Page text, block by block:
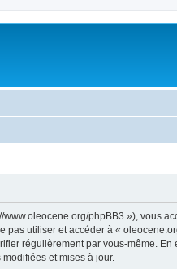
phpBB3 »), vous
utiliser et accéder à «
régulièrement par vous-même.
et mises à jour.